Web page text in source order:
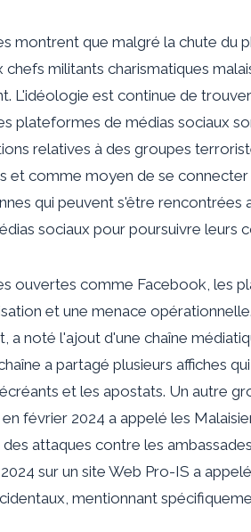
montrent que malgré la chute du
militants charismatiques
L'idéologie est continue de
plateformes de médias sociaux
relatives à des groupes
et comme moyen de se
qui peuvent s'être rencontrées
sociaux pour poursuivre leurs
ouvertes comme Facebook, les
et une menace
a noté l'ajout d'une chaîne
a partagé plusieurs affiches
et les apostats. Un autre
février 2024 a appelé les
attaques contre les
sur un site Web Pro-IS a
mentionnant